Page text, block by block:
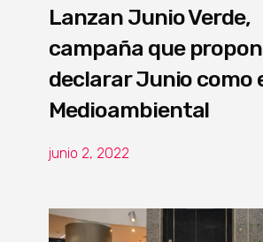
Lanzan Junio Verde,
campaña que
declarar Junio como
Medioambiental
junio 2, 2022